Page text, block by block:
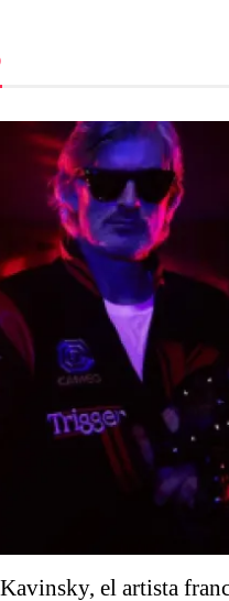
el artista